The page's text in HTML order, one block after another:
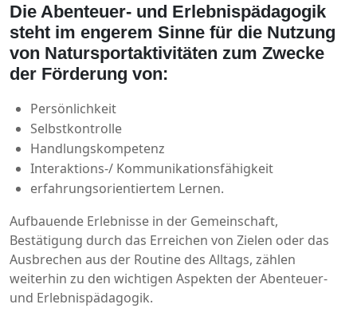
Die Abenteuer- und Erlebnispädagogik
steht im engerem Sinne für die Nutzung
von Natursportaktivitäten zum Zwecke
der Förderung von:
Persönlichkeit
Selbstkontrolle
Handlungskompetenz
Interaktions-/ Kommunikationsfähigkeit
erfahrungsorientiertem Lernen.
Aufbauende Erlebnisse in der Gemeinschaft,
Bestätigung durch das Erreichen von Zielen oder das
Ausbrechen aus der Routine des Alltags, zählen
weiterhin zu den wichtigen Aspekten der Abenteuer-
und Erlebnispädagogik.